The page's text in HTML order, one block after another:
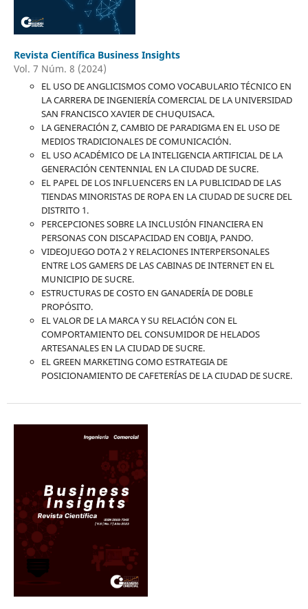
Revista Científica Business Insights
Vol. 7 Núm. 8 (2024)
EL USO DE ANGLICISMOS COMO VOCABULARIO TÉCNICO EN
LA CARRERA DE INGENIERÍA COMERCIAL DE LA UNIVERSIDAD
SAN FRANCISCO XAVIER DE CHUQUISACA.
LA GENERACIÓN Z, CAMBIO DE PARADIGMA EN EL USO DE
MEDIOS TRADICIONALES DE COMUNICACIÓN.
EL USO ACADÉMICO DE LA INTELIGENCIA ARTIFICIAL DE LA
GENERACIÓN CENTENNIAL EN LA CIUDAD DE SUCRE.
EL PAPEL DE LOS INFLUENCERS EN LA PUBLICIDAD DE LAS
TIENDAS MINORISTAS DE ROPA EN LA CIUDAD DE SUCRE DEL
DISTRITO 1.
PERCEPCIONES SOBRE LA INCLUSIÓN FINANCIERA EN
PERSONAS CON DISCAPACIDAD EN COBIJA, PANDO.
VIDEOJUEGO DOTA 2 Y RELACIONES INTERPERSONALES
ENTRE LOS GAMERS DE LAS CABINAS DE INTERNET EN EL
MUNICIPIO DE SUCRE.
ESTRUCTURAS DE COSTO EN GANADERÍA DE DOBLE
PROPÓSITO.
EL VALOR DE LA MARCA Y SU RELACIÓN CON EL
COMPORTAMIENTO DEL CONSUMIDOR DE HELADOS
ARTESANALES EN LA CIUDAD DE SUCRE.
EL GREEN MARKETING COMO ESTRATEGIA DE
POSICIONAMIENTO DE CAFETERÍAS DE LA CIUDAD DE SUCRE.